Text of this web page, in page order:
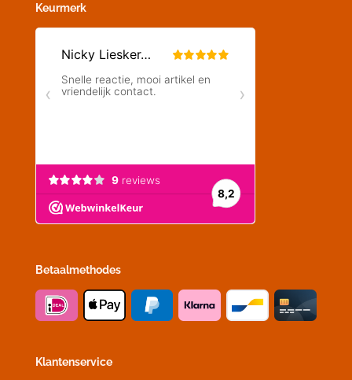
Keurmerk
Betaalmethodes
Klantenservice